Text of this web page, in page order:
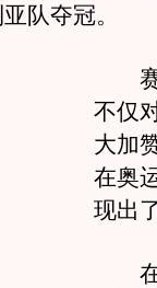
队夺冠。
赛
不仅
大加
在奥
现出
在